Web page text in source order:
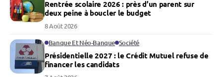
Rentrée scolaire 2026 : près d’un parent sur
deux peine à boucler le budget
8 Août 2026
Banque Et Néo-Banque Société
Présidentielle 2027 : le Crédit Mutuel refuse de
financer les candidats